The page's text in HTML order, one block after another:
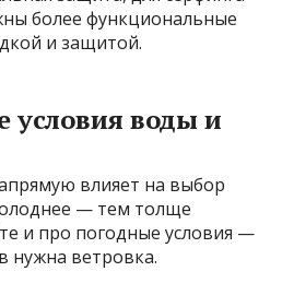
более функциональные
и защитой.
условия воды и
влияет на выбор
— тем толще
и про погодные условия —
нужна ветровка.